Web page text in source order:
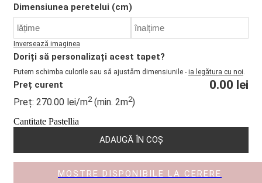
Dimensiunea peretelui (cm)
Inversează imaginea
Doriți să personalizați acest tapet?
Putem schimba culorile sau să ajustăm dimensiunile - ia legătura cu noi
Preț curent 0.00 lei
Preț: 270.00 lei/m2(min. 2m2)
Cantitate Pastellia
ADAUGĂ ÎN COȘ
MOSTRE DISPONIBILE LA CERERE